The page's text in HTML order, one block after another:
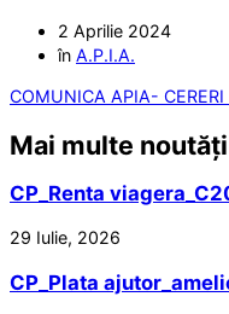
2 Aprilie 2024
în A.P.I.A.
COMUNICA APIA-
Mai multe noutăți
CP_Renta
29 Iulie, 2026
CP_Plata